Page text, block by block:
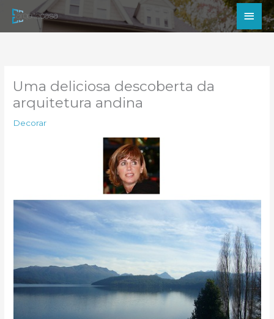
para
Uma deliciosa descoberta da
arquitetura andina
Decorar